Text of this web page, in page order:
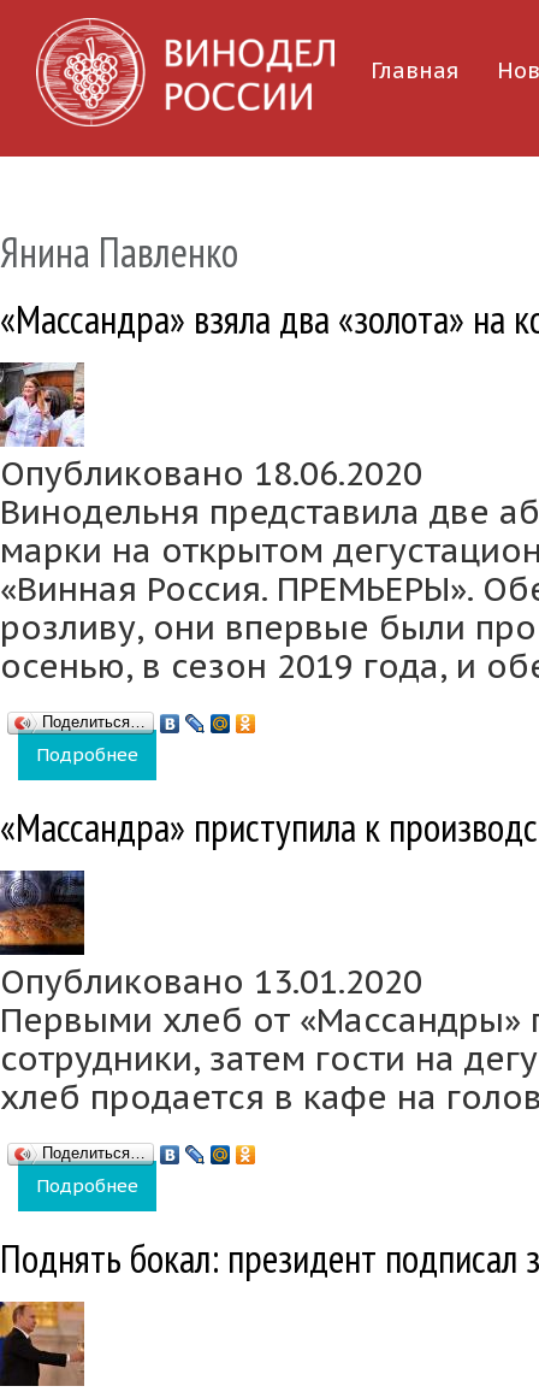
Главная
Янина Павленко
«Массандра» взяла два «золота» на
Опубликовано 18.06.2020
Винодельня представила две
марки на открытом
«Винная Россия. ПРЕМЬЕРЫ».
розливу, они впервые были
осенью, в сезон 2019 года, и
Поделиться…
Подробнее
«Массандра» приступила к
Опубликовано 13.01.2020
Первыми хлеб от «Массандры»
сотрудники, затем гости на
хлеб продается в кафе на
Поделиться…
Подробнее
Поднять бокал: президент подписал